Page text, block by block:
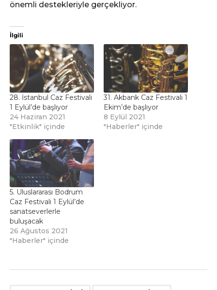
önemli destekleriyle gerçekliyor.
İlgili
28. İstanbul Caz Festivali
1 Eylül’de başlıyor
24 Haziran 2021
"Etkinlik" içinde
31. Akbank Caz Festivali 1
Ekim’de başlıyor
8 Eylül 2021
"Haberler" içinde
5. Uluslararası Bodrum
Caz Festivali 1 Eylül’de
sanatseverlerle
buluşacak
26 Ağustos 2021
"Haberler" içinde